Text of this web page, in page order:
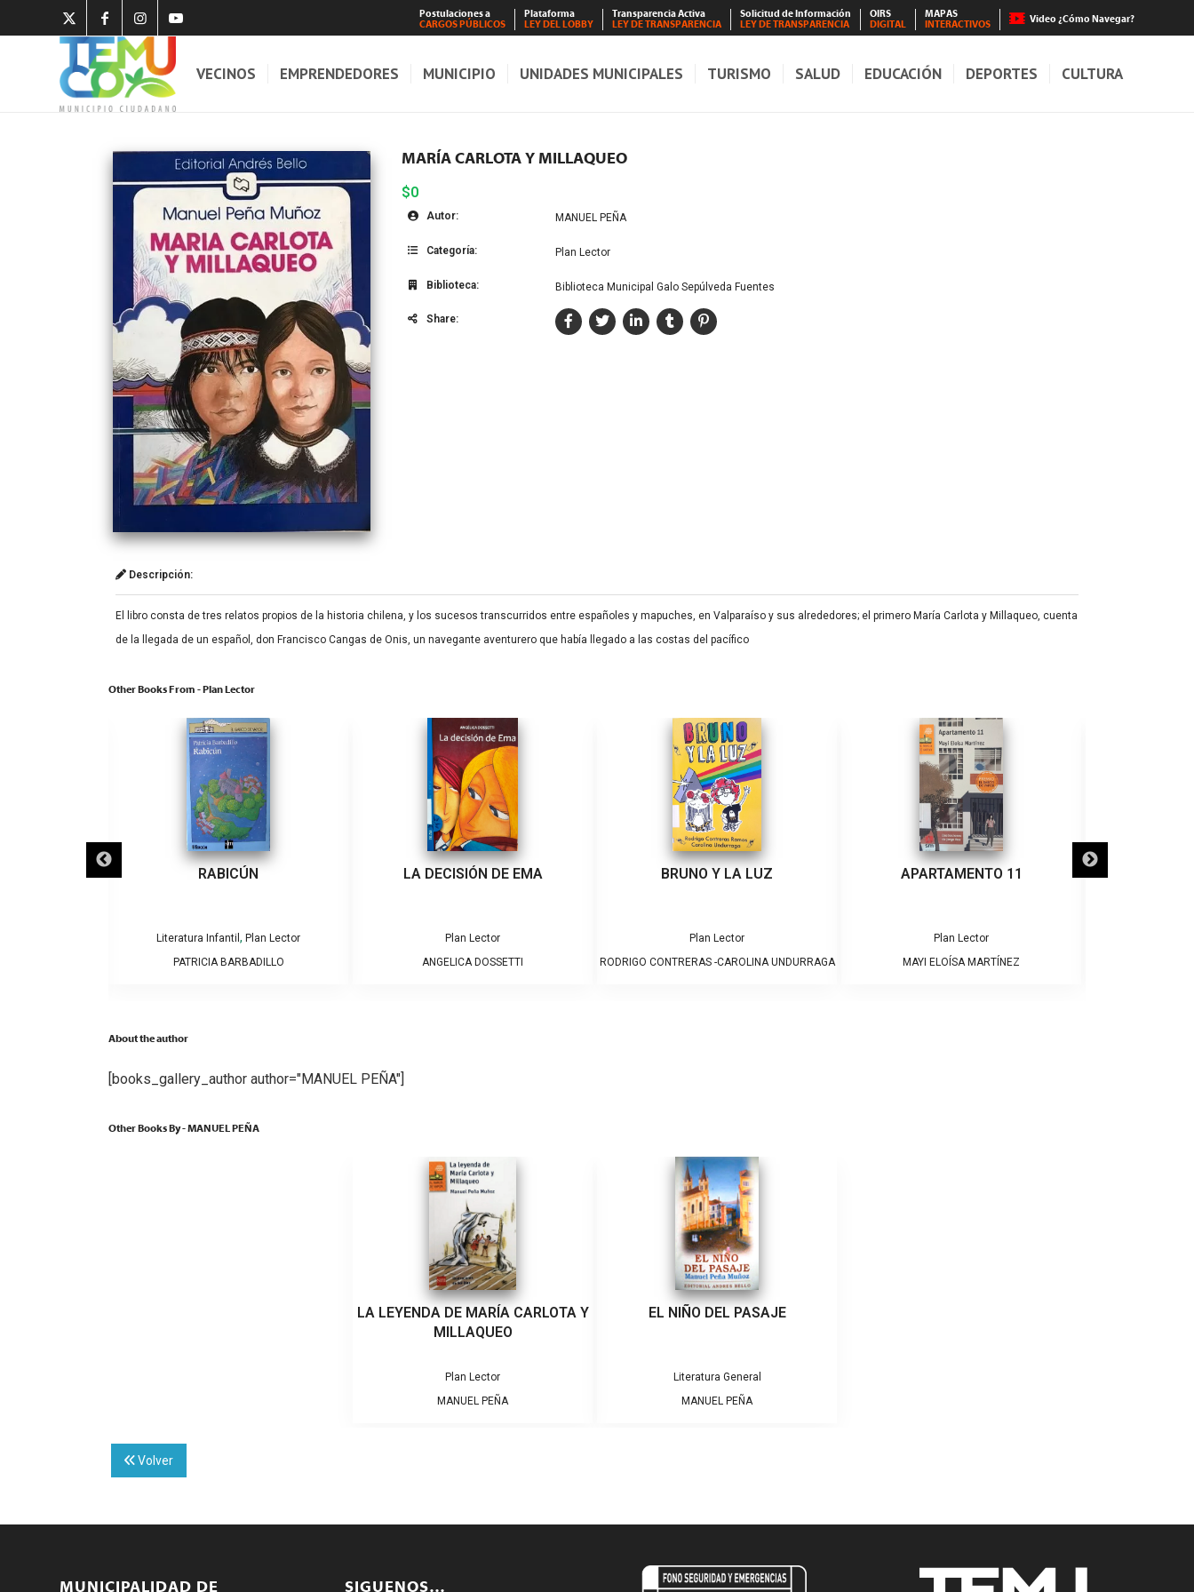
Postulaciones a
CARGOS PÚBLICOS
Plataforma
LEY DEL LOBBY
Transparencia Activa
LEY DE TRANSPARENCIA
Solicitud de Información
LEY DE TRANSPARENCIA
OIRS
DIGITAL
MAPAS
INTERACTIVOS
Video ¿Cómo Navegar?
VECINOS EMPRENDEDORES MUNICIPIO UNIDADES MUNICIPALES TURISMO SALUD EDUCACIÓN DEPORTES CULTURA
MARÍA CARLOTA Y MILLAQUEO
$0
Autor: MANUEL PEÑA
Categoría: Plan Lector
Biblioteca: Biblioteca Municipal Galo Sepúlveda Fuentes
Share:
Descripción:
El libro consta de tres relatos propios de la historia chilena, y los sucesos transcurridos entre españoles y mapuches, en Valparaíso y sus alrededores; el primero María Carlota y Millaqueo, cuenta
de la llegada de un español, don Francisco Cangas de Onis, un navegante aventurero que había llegado a las costas del pacífico
Other Books From - Plan Lector
RABICÚN
Literatura Infantil , Plan Lector
PATRICIA BARBADILLO
LA DECISIÓN DE EMA
Plan Lector
ANGELICA DOSSETTI
BRUNO Y LA LUZ
Plan Lector
RODRIGO CONTRERAS -CAROLINA UNDURRAGA
APARTAMENTO 11
Plan Lector
MAYI ELOÍSA MARTÍNEZ
About the author
[books_gallery_author author="MANUEL PEÑA"]
Other Books By - MANUEL PEÑA
LA LEYENDA DE MARÍA CARLOTA Y
MILLAQUEO
Plan Lector
MANUEL PEÑA
EL NIÑO DEL PASAJE
Literatura General
MANUEL PEÑA
Volver
MUNICIPALIDAD DE SIGUENOS…